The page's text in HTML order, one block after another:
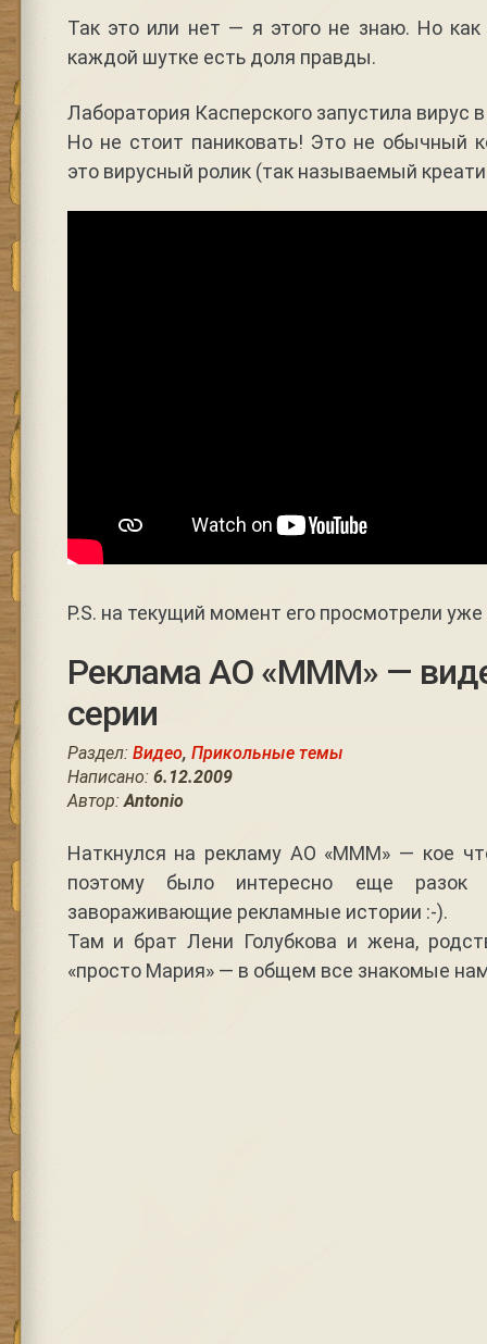
Так это или нет — я этого не знаю. Но
каждой шутке есть доля правды.
Лаборатория Касперского запустила вирус
Но не стоит паниковать! Это не обычный
это вирусный ролик (так называемый
P.S. на текущий момент его просмотрели
Реклама АО «МММ» —
серии
Раздел: Видео, Прикольные темы
Написано: 6.12.2009
Автор: Antonio
Наткнулся на рекламу АО «МММ» — кое
поэтому было интересно еще разок
завораживающие рекламные истории :-).
Там и брат Лени Голубкова и жена,
«просто Мария» — в общем все знакомые